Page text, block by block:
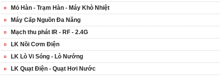
Mỏ Hàn - Trạm Hàn - Máy Khò Nhiệt
Máy Cấp Nguồn Đa Năng
Mạch thu phát IR - RF - 2.4G
LK Nồi Cơm Điện
LK Lò Vi Sóng - Lò Nướng
LK Quạt Điện - Quạt Hơi Nước